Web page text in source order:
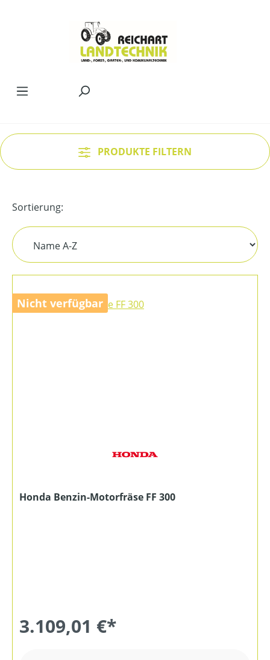
PRODUKTE FILTERN
Sortierung:
Nicht verfügbar
Honda Benzin-Motorfräse FF 300
3.109,01 €*